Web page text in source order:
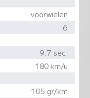
voorwielen
6
9.7 sec.
180 km/u
105 gr/km